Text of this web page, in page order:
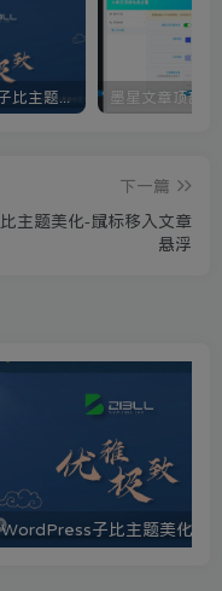
WordPress子比主题美化教程[持续更新]
下一篇
主题美化-鼠标移入文章
悬浮